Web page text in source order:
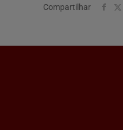
Compartilhar